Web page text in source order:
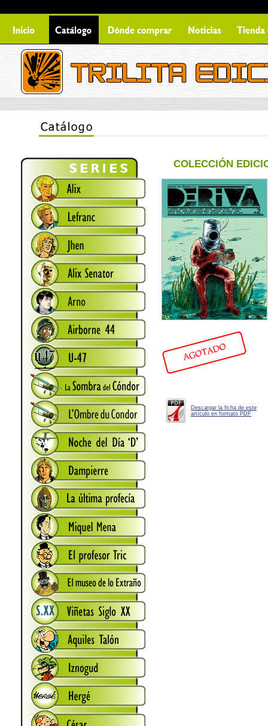
COLECCIÓN
Descargar la ficha de este
artículo en formato PDF